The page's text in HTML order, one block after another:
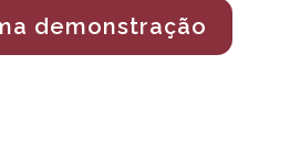
demonstração